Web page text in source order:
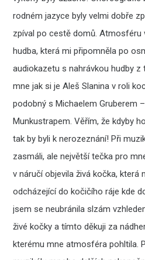
rodném jazyce byly velmi dobře
zpíval po cestě domů. Atmosféru
hudba, která mi připomněla po
audiokazetu s nahrávkou hudby
mne jak si je Aleš Slanina v roli
podobný s Michaelem Gruberem
Munkustrapem. Věřím, že kdyby
tak by byli k nerozeznání! Při
zasmáli, ale největší tečka pro
v náručí objevila živá kočka, která
odcházející do kočičího ráje kde
jsem se neubránila slzám
živé kočky a tímto děkuji za
kterému mne atmosféra pohltila.